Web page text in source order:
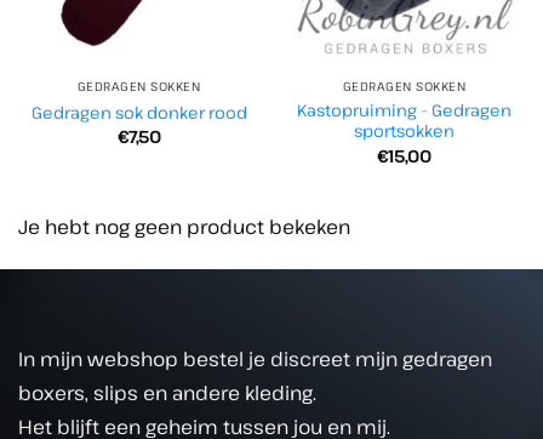
GEDRAGEN SOKKEN
Gedragen sok donker rood
€7,50
GEDRAGEN SOKKEN
Kastopruiming – Gedragen
sportsokken
€15,00
Je hebt nog geen product bekeken
In mijn webshop bestel je discreet mijn gedragen
boxers, slips en andere kleding.
Het blijft een geheim tussen jou en mij.